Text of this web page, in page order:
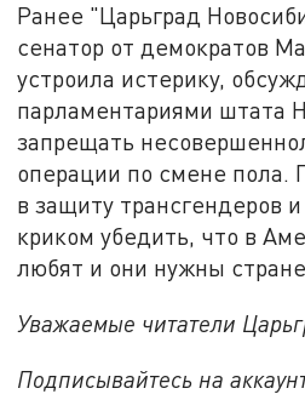
Ранее "Царьград
сенатор от демократов
устроила истерику,
парламентариями штата
запрещать
операции по смене пола.
в защиту трансгендеров
криком убедить, что в
любят и они нужны
Уважаемые читатели
Подписывайтесь на